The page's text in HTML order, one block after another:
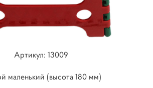
Артикул: 13009
маленький (высота 180 мм)